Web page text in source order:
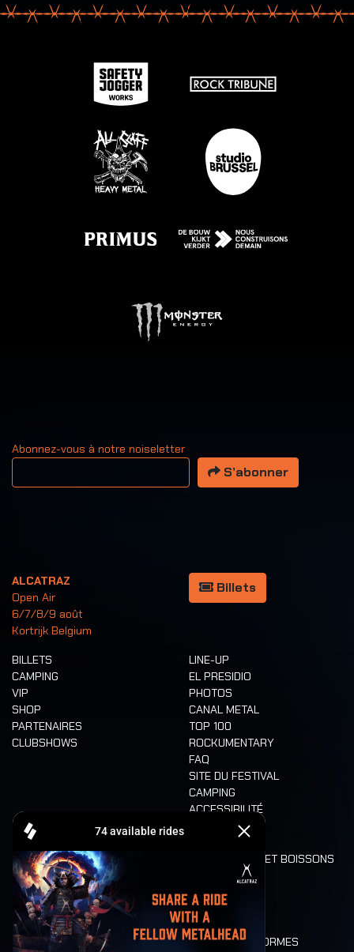
Abonnez-vous à notre noiseletter
Votre adresse email
S’abonner
ALCATRAZ
Open Air
6/7/8/9 août
Kortrijk Belgium
Billets
BILLETS
CAMPING
VIP
SHOP
PARTENAIRES
CLUBSHOWS
LINE-UP
EL PRESIDIO
PHOTOS
CANAL METAL
TOP 100
ROCKUMENTARY
FAQ
SITE DU FESTIVAL
CAMPING
ACCESSIBILITÉ
CASHLESS
ALIMENTATION ET BOISSONS
LONE WOLVES
PLAN
DEATH RIDE
VALEURS ET NORMES